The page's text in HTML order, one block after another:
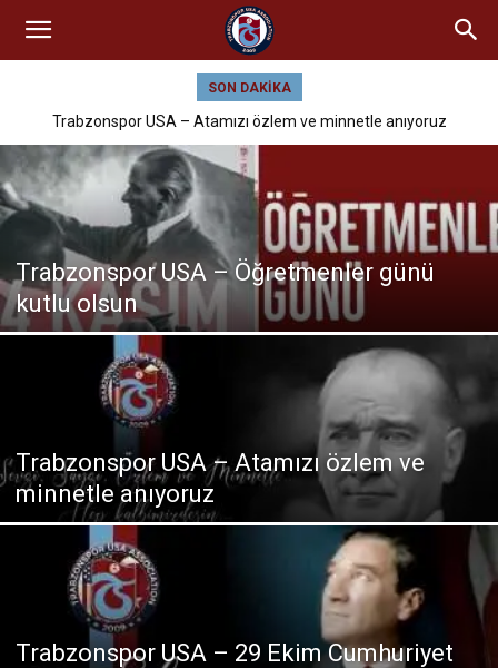
SON DAKIKA
Trabzonspor USA – Atamızı özlem ve minnetle anıyoruz
Trabzonspor USA – Öğretmenler günü
kutlu olsun
Trabzonspor USA – Atamızı özlem ve
minnetle anıyoruz
Trabzonspor USA – 29 Ekim Cumhuriyet